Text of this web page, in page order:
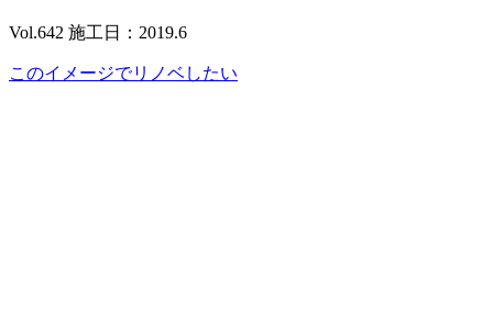
Vol.642 施工日：2019.6
このイメージでリノベしたい